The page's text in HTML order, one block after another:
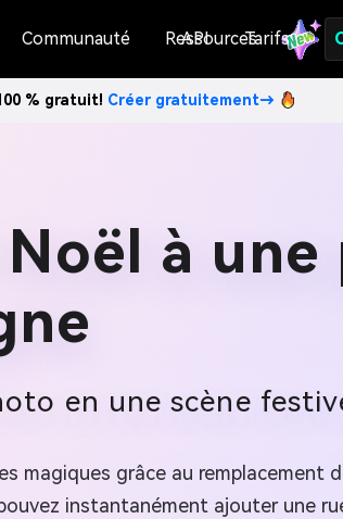
Communauté Ressources
API Tarifs
% gratuit! Créer gratuitement→
à une
en une scène
magiques grâce au remplacement
instantanément ajouter une